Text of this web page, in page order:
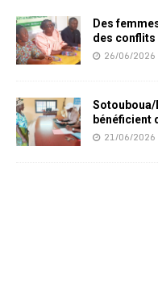
Des
des conflits
26/06/2026
Sotouboua/
bénéficient
21/06/2026